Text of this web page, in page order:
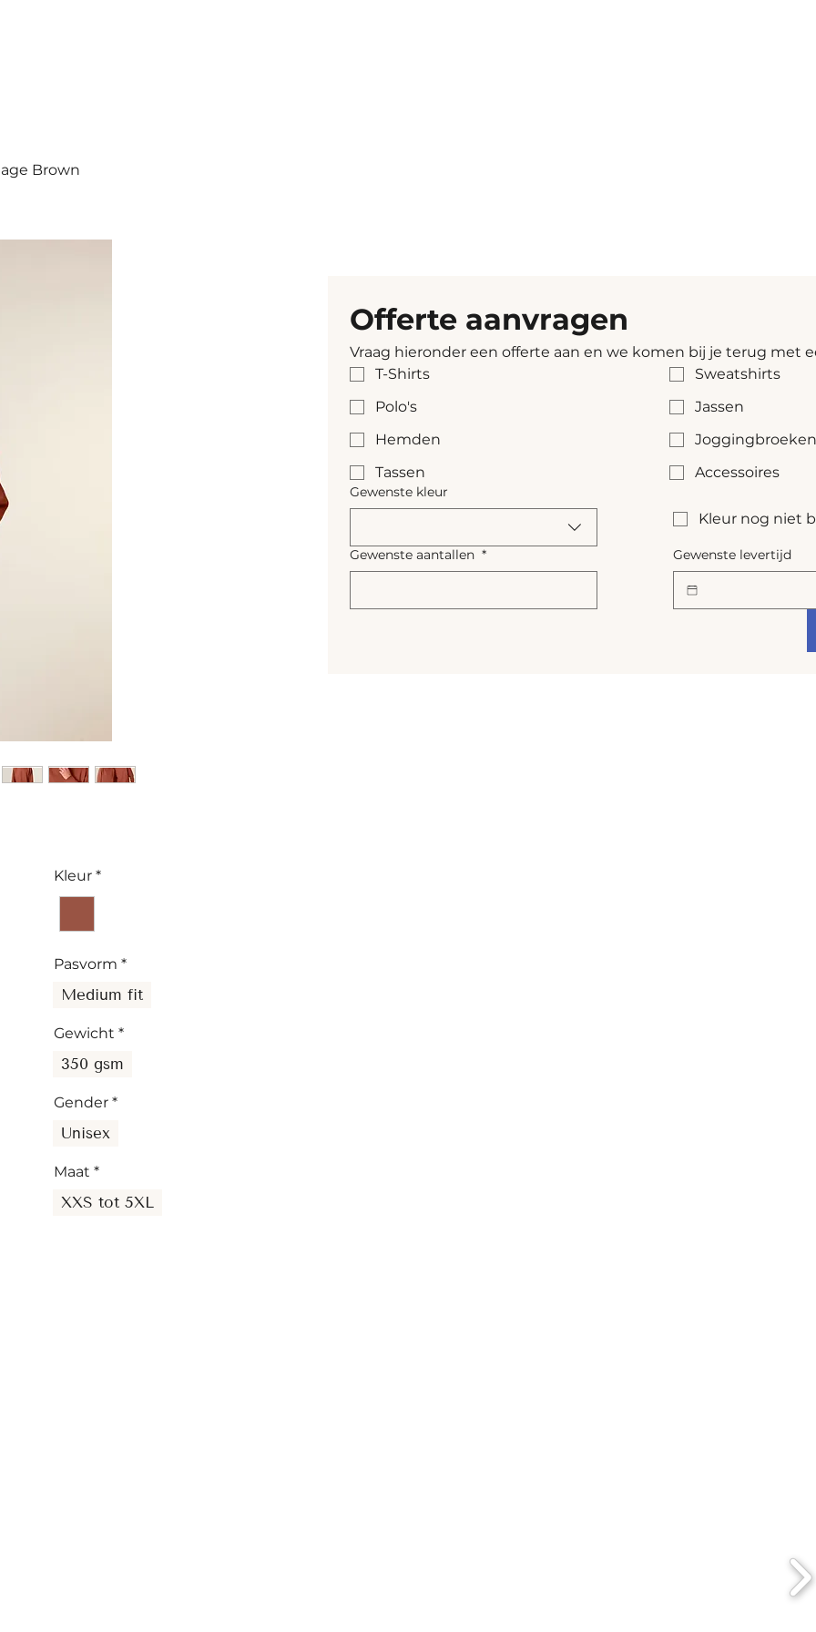
Brown
Kleur *
Pasvorm *
Medium fit
Gewicht *
350 gsm
Gender *
Unisex
Maat *
XXS tot 5XL
Offerte aanvragen
Vraag hieronder een offerte aan en we komen bij je terug met
T-Shirts
Sweatshirts
Polo's
Jassen
Hemden
Joggingbroeken
Tassen
Accessoires
Gewenste kleur
Kleur nog niet
Gewenste aantallen * Gewenste levertijd